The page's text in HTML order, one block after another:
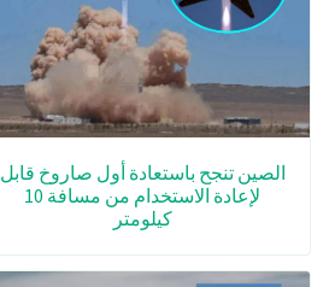
الصين تنجح باستعادة أول صاروخ قابل
لإعادة الاستخدام من مسافة 10
كيلومتر